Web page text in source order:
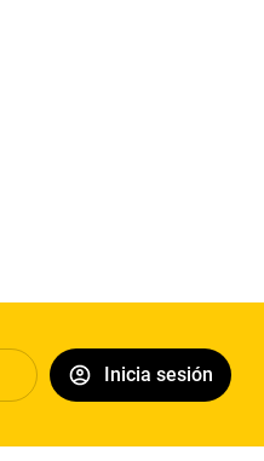
Inicia sesión